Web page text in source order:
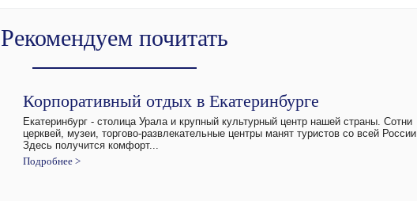
Рекомендуем почитать
Корпоративный отдых в Екатеринбурге
Екатеринбург - столица Урала и крупный культурный центр нашей страны. Сотни
церквей, музеи, торгово-развлекательные центры манят туристов со всей России.
Здесь получится комфорт...
Подробнее >